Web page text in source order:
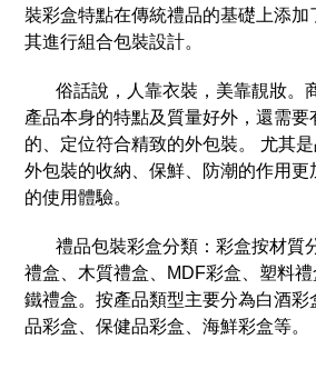
裝彩盒特點在傳統禮品的基礎上添
其進行組合包裝設計。
俗話說，人靠衣裝，美靠靚妝。
產品本身的特點及質量好外，還需要
的、定位符合精致的外包裝。 尤其
外包裝的收納、保鮮、防潮的作用更
的使用體驗。
禮品包裝彩盒分類：彩盒按材質
禮盒、木質禮盒、MDF彩盒、塑料
鐵禮盒。按產品類型主要分為白酒
品彩盒、保健品彩盒、海鮮彩盒等。